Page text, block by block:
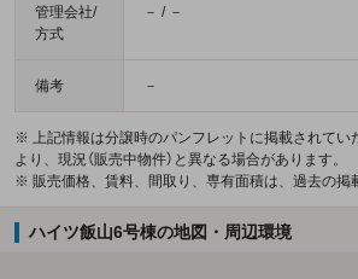
管理会社/
方式
－ / －
備考 －
※ 上記情報は分譲時のパンフレットに掲載されてい
より、現況（販売中物件）と異なる場合があります。
※ 販売価格、賃料、間取り、専有面積は、過去の掲
ハイツ飯山6号棟の地図・周辺環境